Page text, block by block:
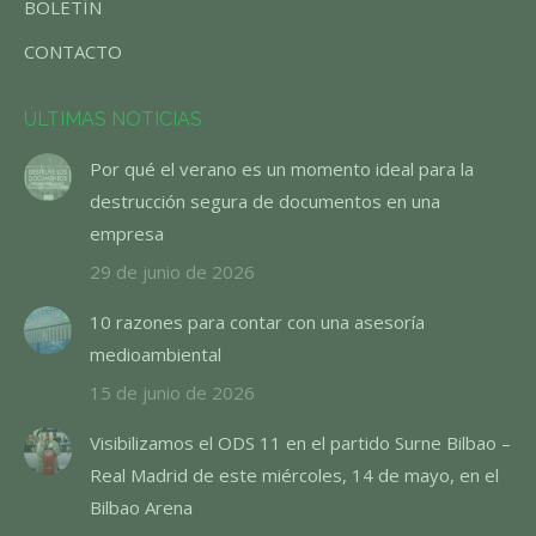
BOLETÍN
CONTACTO
ÚLTIMAS NOTICIAS
Por qué el verano es un momento ideal para la
destrucción segura de documentos en una
empresa
29 de junio de 2026
10 razones para contar con una asesoría
medioambiental
15 de junio de 2026
Visibilizamos el ODS 11 en el partido Surne Bilbao –
Real Madrid de este miércoles, 14 de mayo, en el
Bilbao Arena